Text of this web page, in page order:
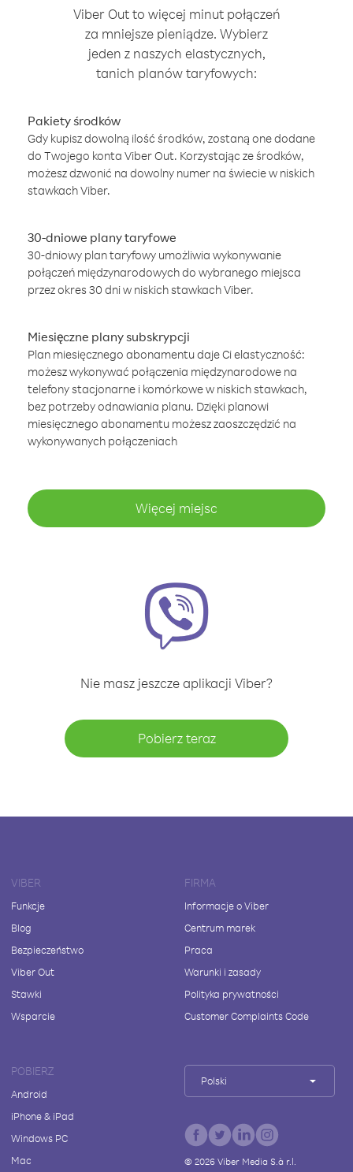
Viber Out to więcej minut połączeń
za mniejsze pieniądze. Wybierz
jeden z naszych elastycznych,
tanich planów taryfowych:
Pakiety środków
Gdy kupisz dowolną ilość środków, zostaną one dodane
do Twojego konta Viber Out. Korzystając ze środków,
możesz dzwonić na dowolny numer na świecie w niskich
stawkach Viber.
30-dniowe plany taryfowe
30-dniowy plan taryfowy umożliwia wykonywanie
połączeń międzynarodowych do wybranego miejsca
przez okres 30 dni w niskich stawkach Viber.
Miesięczne plany subskrypcji
Plan miesięcznego abonamentu daje Ci elastyczność:
możesz wykonywać połączenia międzynarodowe na
telefony stacjonarne i komórkowe w niskich stawkach,
bez potrzeby odnawiania planu. Dzięki planowi
miesięcznego abonamentu możesz zaoszczędzić na
wykonywanych połączeniach
Więcej miejsc
Nie masz jeszcze aplikacji Viber?
Pobierz teraz
VIBER
Funkcje
Blog
Bezpieczeństwo
Viber Out
Stawki
Wsparcie
FIRMA
Informacje o Viber
Centrum marek
Praca
Warunki i zasady
Polityka prywatności
Customer Complaints Code
POBIERZ
Android
iPhone & iPad
Windows PC
Mac
Polski
© 2026Viber Media S.à r.l.